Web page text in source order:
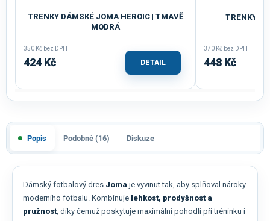
TRENKY DÁMSKÉ JOMA HEROIC | TMAVĚ
MODRÁ
350 Kč bez DPH
424 Kč DETAIL
TRENKY
370 Kč bez DPH
448 Kč
Popis Podobné (16) Diskuze
Dámský fotbalový dres Joma je vyvinut tak, aby splňoval nároky
moderního fotbalu. Kombinuje lehkost, prodyšnost a
pružnost, díky čemuž poskytuje maximální pohodlí při tréninku i